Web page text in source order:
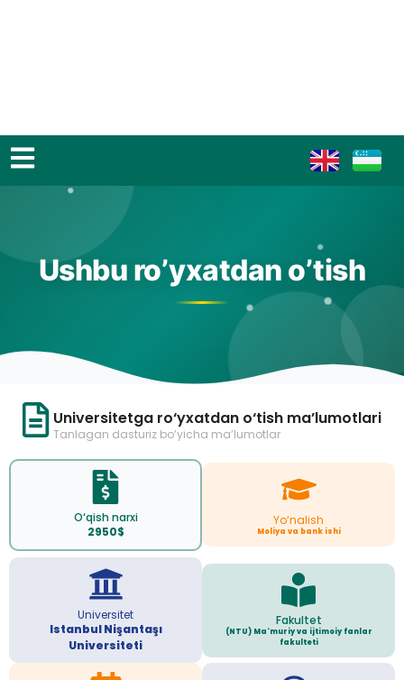
Ushbu ro’yxatdan o’tish
Universitetga ro‘yxatdan o‘tish ma’lumotlari
Tanlagan dasturiz bo‘yicha ma’lumotlar
O‘qish narxi
2950$
Yo‘nalish
Moliya va bank ishi
Universitet
Istanbul Nişantaşı
Universiteti
Fakultet
(NTU) Ma'muriy va ijtimoiy fanlar
fakulteti